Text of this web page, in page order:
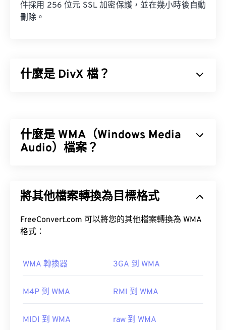
件採用 256 位元 SSL 加密保護，並在幾小時後自動
刪除。
什麼是 DivX 檔？
DMF 支援章節、字幕、多字幕（
XSUB
XT
預設情況下，DivX 檔案會在DivX 播放器
中打開，
該播放器可免費下載，並相容於多種裝置和作業系統
(OS)。
要注意的是，「DivX」與「DIVX」不同，「DIVX」
碼器的名稱最初帶有一個眨眼的表情符號，即
什麼是 WMA（Windows Media
Audio）檔案？
編解碼器，也是一種音訊格式。自 1999 年誕生以
Pro、WMA Voice。
Windows Media
如何開啟WMA檔案？
Player支援WMA文件，並且通常是開啟這些檔案的
將其他檔案轉換為目標格式
FreeConvert.com 可以將您的其他檔案轉換為 WMA
格式：
WMA 轉換器 3GA 到 WMA
M4P 到 WMA RMI 到 WMA
MIDI 到 WMA raw 到 WMA